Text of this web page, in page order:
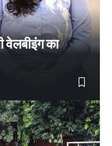
वेलबीइंग का